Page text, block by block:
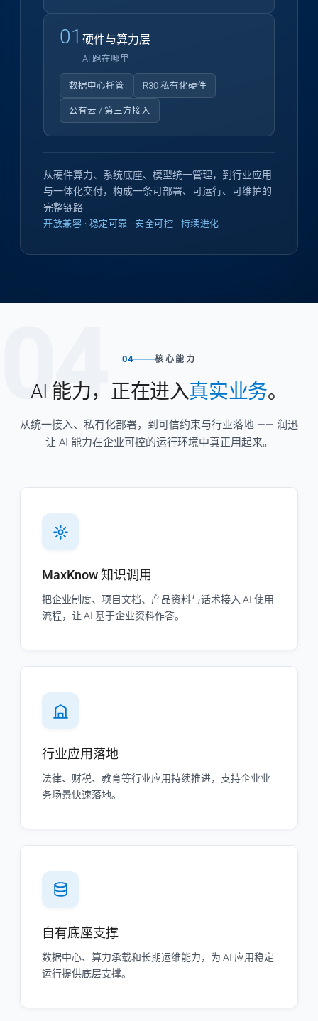
01 硬件与算力层
AI 跑在哪里
数据中心托管 R30 私有化硬件
公有云 / 第三方接入
从硬件算力、系统底座、模型统一管理，到行业应用
与一体化交付，构成一条可部署、可运行、可维护的
完整链路
开放兼容 · 稳定可靠 · 安全可控 · 持续进化
04 04 核心能力
AI 能力，正在进入真实业务。
从统一接入、私有化部署，到可信约束与行业落地 —— 润迅
让 AI 能力在企业可控的运行环境中真正用起来。
MaxKnow 知识调用
把企业制度、项目文档、产品资料与话术接入 AI 使用
流程，让 AI 基于企业资料作答。
行业应用落地
法律、财税、教育等行业应用持续推进，支持企业业
务场景快速落地。
自有底座支撑
数据中心、算力承载和长期运维能力，为 AI 应用稳定
运行提供底层支撑。